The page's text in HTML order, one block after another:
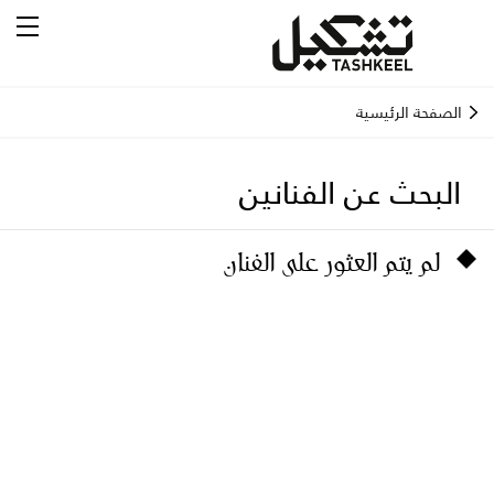
الصفحة الرئيسية
البحث عن الفنانين
لم يتم العثور على الفنان